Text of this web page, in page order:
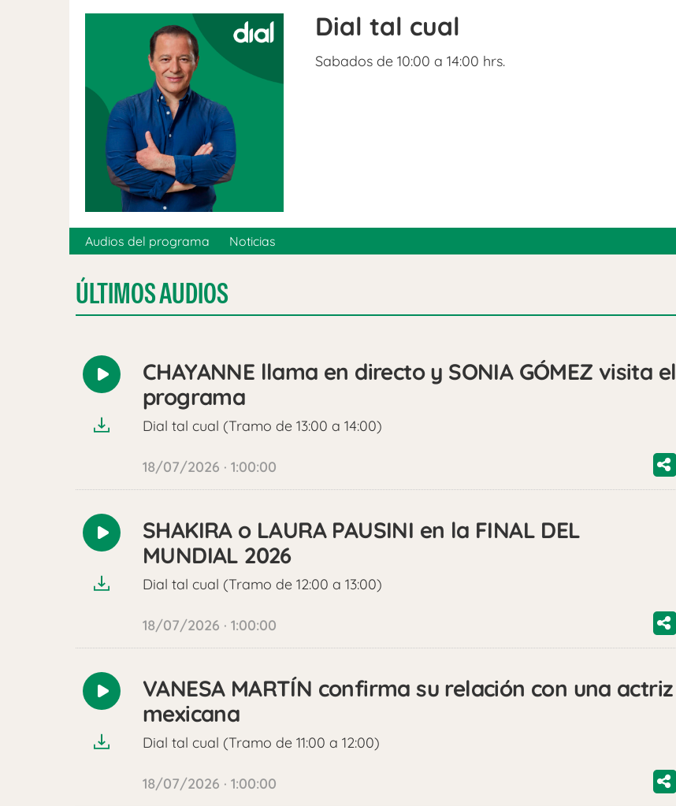
Dial tal cual
Sabados de 10:00 a 14:00 hrs.
Audios del programa Noticias
ÚLTIMOS AUDIOS
ReproducirCHAYANNE llama en directo y SONIA GÓMEZ visita el
programa
Dial tal cual (Tramo de 13:00 a 14:00)
18/07/2026 · 1:00:00
ReproducirSHAKIRA o LAURA PAUSINI en la FINAL DEL
MUNDIAL 2026
Dial tal cual (Tramo de 12:00 a 13:00)
18/07/2026 · 1:00:00
ReproducirVANESA MARTÍN confirma su relación con una actriz
mexicana
Dial tal cual (Tramo de 11:00 a 12:00)
18/07/2026 · 1:00:00